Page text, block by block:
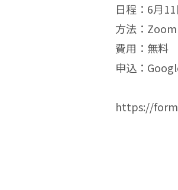
日程：6月
方法：
費用：無料
申込：
https://